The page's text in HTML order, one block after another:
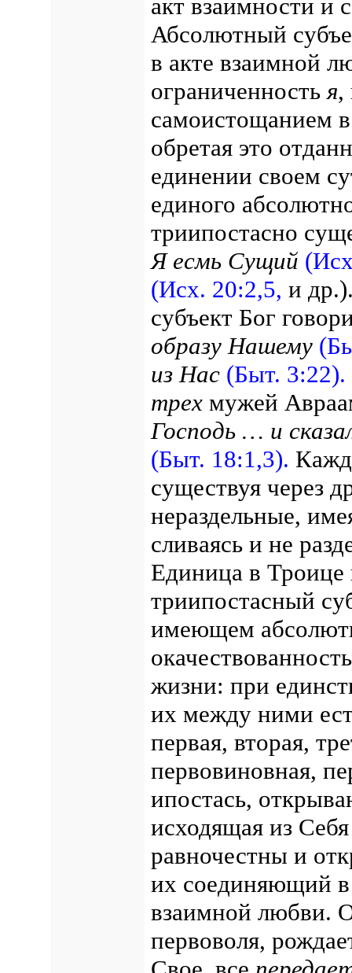
акт взаимности и
Абсолютный
в акте взаимной
ограниченность я,
самоистощанием
обретая это
единении своем
единого
триипостасно
Я есмь Сущий
(Исх. 20:2,5, и
субъект Бог
образу Нашему
из Нас (Быт. 3:22).
трех мужей
Господь … и
(Быт. 18:1,3).
существуя через
нераздельные,
сливаясь и не
Единица в
триипостасный
имеющем
жизни: при
их между ними
первая, вторая,
первовиновная,
ипостась,
исходящая из
равночестны и
их соединяющий в
взаимной любви.
первоволя,